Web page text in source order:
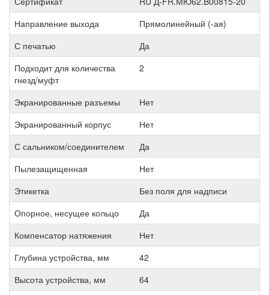
Направление выхода
Прямолинейный (-ая)
С печатью
Да
Подходит для количества
гнезд/муфт
2
Экранированные разъемы
Нет
Экранированный корпус
Нет
С сальником/соединителем
Да
Пылезащищенная
Нет
Этикетка
Без поля для надписи
Опорное, несущее кольцо
Да
Компенсатор натяжения
Нет
Глубина устройства, мм
42
Высота устройства, мм
64